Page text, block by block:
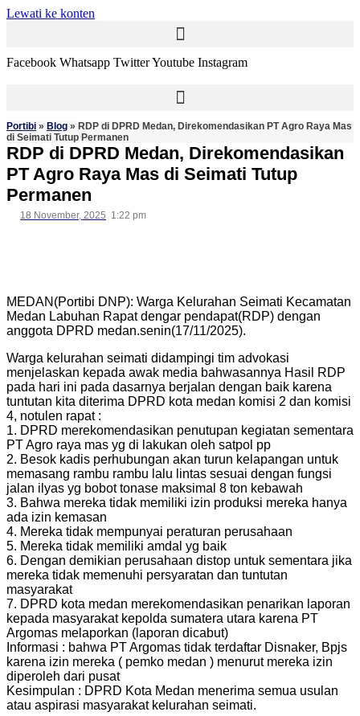
Lewati ke konten
Facebook Whatsapp TwitterYoutube Instagram
Portibi » Blog » RDP di DPRD Medan, Direkomendasikan PT Agro Raya Mas
di Seimati Tutup Permanen
RDP di DPRD Medan, Direkomendasikan
PT Agro Raya Mas di Seimati Tutup
Permanen
18 November, 2025 1:22 pm
MEDAN(Portibi DNP): Warga Kelurahan Seimati Kecamatan
Medan Labuhan Rapat dengar pendapat(RDP) dengan
anggota DPRD medan.senin(17/11/2025).
Warga kelurahan seimati didampingi tim advokasi
menjelaskan kepada awak media bahwasannya Hasil RDP
pada hari ini pada dasarnya berjalan dengan baik karena
tuntutan kita diterima DPRD kota medan komisi 2 dan komisi
4, notulen rapat :
1. DPRD merekomendasikan penutupan kegiatan sementara
PT Agro raya mas yg di lakukan oleh satpol pp
2. Besok kadis perhubungan akan turun kelapangan untuk
memasang rambu rambu lalu lintas sesuai dengan fungsi
jalan ilyas yg bobot tonase maksimal 8 ton kebawah
3. Bahwa mereka tidak memiliki izin produksi mereka hanya
ada izin kemasan
4. Mereka tidak mempunyai peraturan perusahaan
5. Mereka tidak memiliki amdal yg baik
6. Dengan demikian perusahaan distop untuk sementara jika
mereka tidak memenuhi persyaratan dan tuntutan
masyarakat
7. DPRD kota medan merekomendasikan penarikan laporan
kepada masyarakat kepolda sumatera utara karena PT
Argomas melaporkan (laporan dicabut)
Informasi : bahwa PT Argomas tidak terdaftar Disnaker, Bpjs
karena izin mereka ( pemko medan ) menurut mereka izin
diperoleh dari pusat
Kesimpulan : DPRD Kota Medan menerima semua usulan
atau aspirasi masyarakat kelurahan seimati.